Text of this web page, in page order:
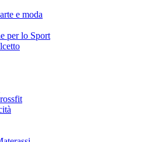
e moda
per lo Sport